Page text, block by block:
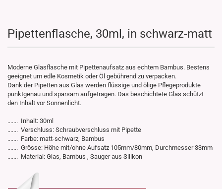
Pipettenflasche, 30ml, in schwarz-matt
Moderne Glasflasche mit Pipettenaufsatz aus echtem Bambus. Bestens
geeignet um edle Kosmetik oder Öl gebührend zu verpacken.
Dank der Pipetten aus Glas werden flüssige und ölige Pflegeprodukte
punktgenau und sparsam aufgetragen. Das beschichtete Glas schützt
den Inhalt vor Sonnenlicht.
....... Inhalt: 30ml
....... Verschluss: Schraubverschluss mit Pipette
....... Farbe: matt-schwarz, Bambus
....... Grösse: Höhe mit/ohne Aufsatz 105mm/80mm, Durchmesser 33mm
....... Material: Glas, Bambus , Sauger aus Silikon